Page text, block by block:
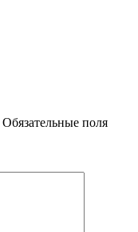
Обязательные поля